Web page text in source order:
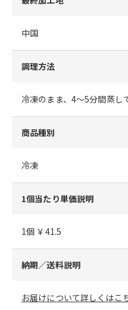
中国
調理方法
冷凍のまま、4～5分間蒸し
商品種別
冷凍
1個当たり単価説明
1個 ￥41.5
納期／送料説明
お届けについて詳しくはこ